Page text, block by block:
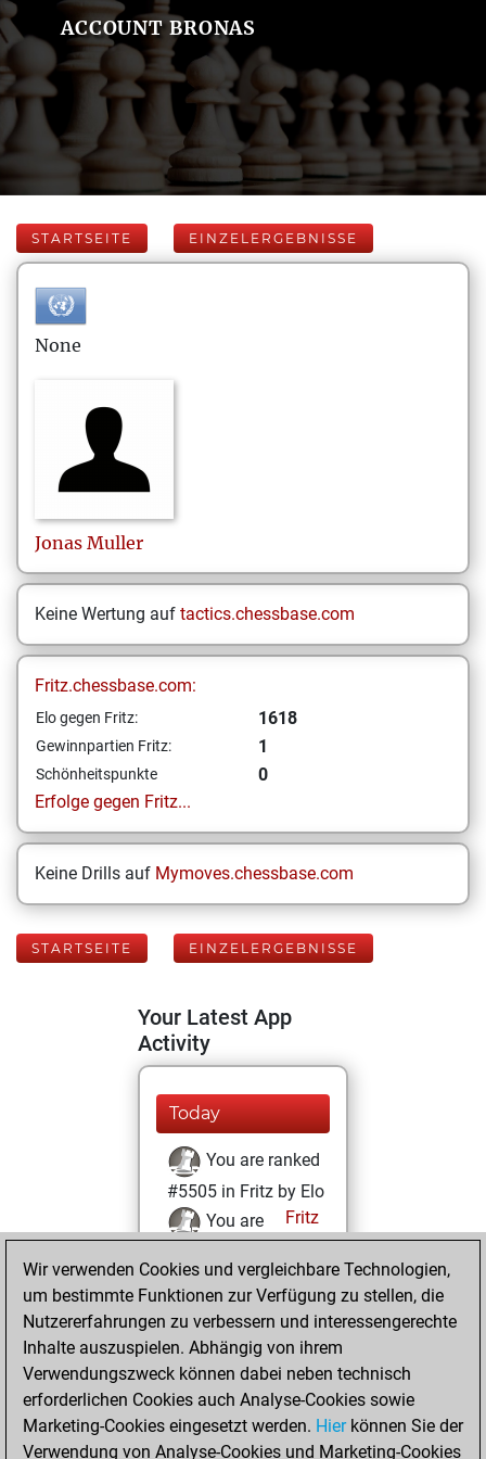
ACCOUNT BRONAS
STARTSEITE EINZELERGEBNISSE
None
Jonas Muller
Keine Wertung auf tactics.chessbase.com
Fritz.chessbase.com:
Elo gegen Fritz: 1618
Gewinnpartien Fritz: 1
Schönheitspunkte
0
Erfolge gegen Fritz...
Keine Drills auf Mymoves.chessbase.com
STARTSEITE EINZELERGEBNISSE
Your Latest App
Activity
Today
You are ranked
#5505 in Fritz by Elo
Fritz
You are
Fritz Beauty
Samstag, Juni 4,
2022
You won
against Fritz
Fritz
Wir verwenden Cookies und vergleichbare Technologien,
um bestimmte Funktionen zur Verfügung zu stellen, die
Nutzererfahrungen zu verbessern und interessengerechte
Inhalte auszuspielen. Abhängig von ihrem
Verwendungszweck können dabei neben technisch
erforderlichen Cookies auch Analyse-Cookies sowie
Marketing-Cookies eingesetzt werden. Hierkönnen Sie der
Verwendung von Analyse-Cookies und Marketing-Cookies